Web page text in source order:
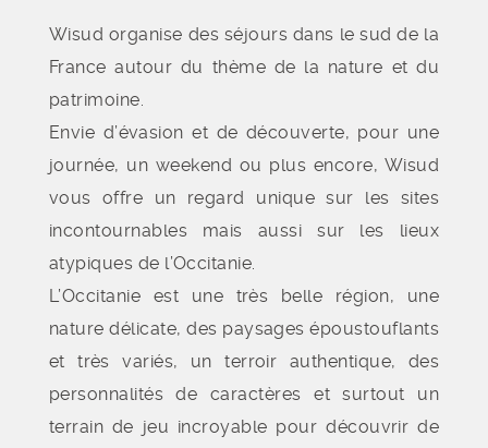
Wisud organise des séjours dans le sud de la
France autour du thème de la nature et du
patrimoine.
Envie d’évasion et de découverte, pour une
journée, un weekend ou plus encore, Wisud
vous offre un regard unique sur les sites
incontournables mais aussi sur les lieux
atypiques de l’Occitanie.
L’Occitanie est une très belle région, une
nature délicate, des paysages époustouflants
et très variés, un terroir authentique, des
personnalités de caractères et surtout un
terrain de jeu incroyable pour découvrir de